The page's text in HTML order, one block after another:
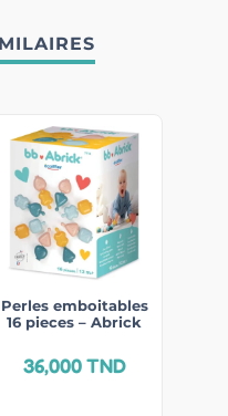
Perles emboitables
16 pieces – Abrick
36,000TND